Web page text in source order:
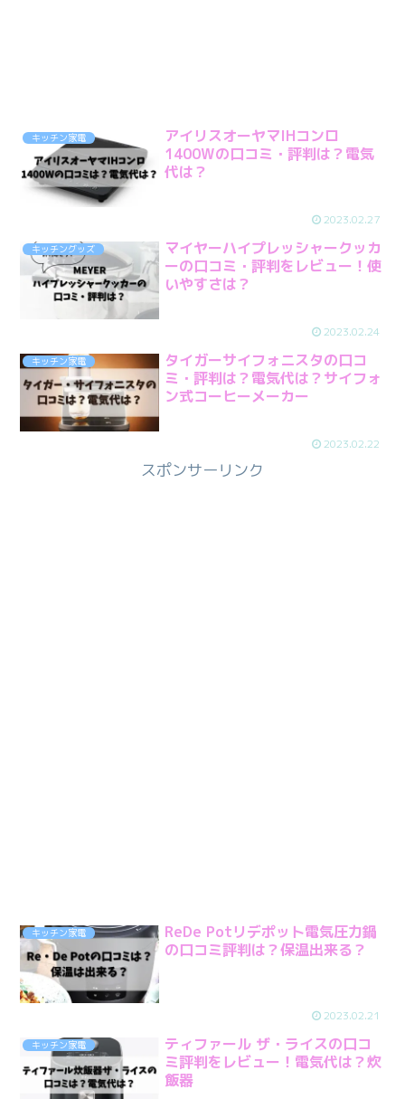
キッチン家電
アイリスオーヤマIHコンロ
1400Wの口コミ・評判は？電気
代は？
2023.02.27
キッチングッズ
マイヤーハイプレッシャークッカ
ーの口コミ・評判をレビュー！使
いやすさは？
2023.02.24
キッチン家電
タイガーサイフォニスタの口コ
ミ・評判は？電気代は？サイフォ
ン式コーヒーメーカー
2023.02.22
スポンサーリンク
キッチン家電
ReDe Potリデポット電気圧力鍋
の口コミ評判は？保温出来る？
2023.02.21
キッチン家電
ティファール ザ・ライスの口コ
ミ評判をレビュー！電気代は？炊
飯器